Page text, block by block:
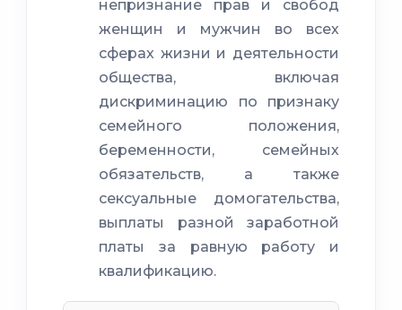
непризнание прав и свобод
женщин и мужчин во всех
сферах жизни и деятельности
общества, включая
дискриминацию по признаку
семейного положения,
беременности, семейных
обязательств, а также
сексуальные домогательства,
выплаты разной заработной
платы за равную работу и
квалификацию.